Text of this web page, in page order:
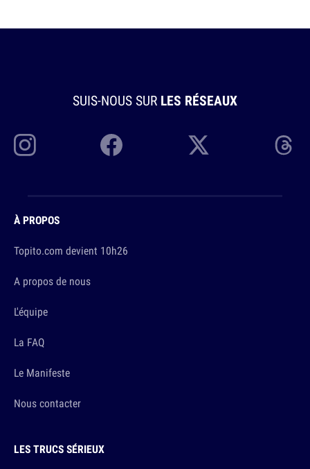
SUIS-NOUS SUR LES RÉSEAUX
À PROPOS
Topito.com devient 10h26
A propos de nous
L'équipe
La FAQ
Le Manifeste
Nous contacter
LES TRUCS SÉRIEUX